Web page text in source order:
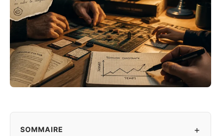
SOMMAIRE +